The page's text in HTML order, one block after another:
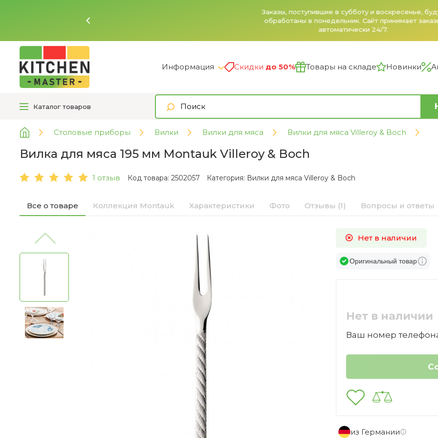
Заказы, поступившие в субботу и воскресенье, будут
обработаны в понедельник. Сайт принимает заказы
автоматически 24/7.
Информация Скидки до 50% Товары на складе Новинки
Каталог товаров
Столовые приборы Вилки Вилки для мяса Вилки для мяса Villeroy & Boch
Вилка для мяса 195 мм Montauk Villeroy & Boch
1 отзыв Код товара: 2502057 Категория: Вилки для мяса Villeroy & Boch
Все о товаре Коллекция Montauk Характеристики Фото Отзывы (1) Вопросы и ответы
Нет в наличии
Оригинальный товар
Нет в наличии
Ваш номер
из Германии